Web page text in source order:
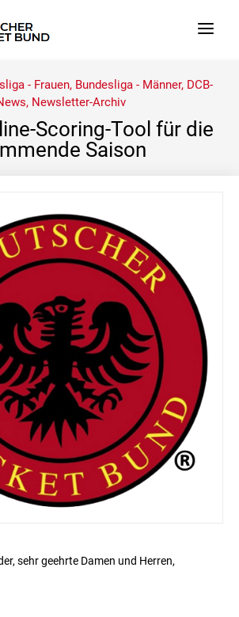
- Frauen, Bundesliga - Männer, DCB-
, Newsletter-Archiv
Scoring-Tool für die
Saison
sehr geehrte Damen und Herren,